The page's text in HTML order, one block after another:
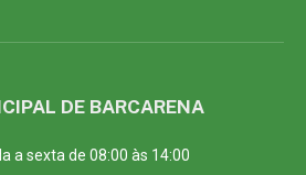
DE BARCARENA
a sexta de 08:00 às 14:00